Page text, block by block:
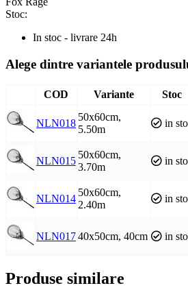
Stoc:
In stoc - livrare 24h
Alege dintre variantele
COD Variante Stoc
NLN018
50x60cm,
5.50m
in
NLN015
50x60cm,
3.70m
in
NLN014
50x60cm,
2.40m
in
NLN01740x50cm, 40cm in
Produse similare